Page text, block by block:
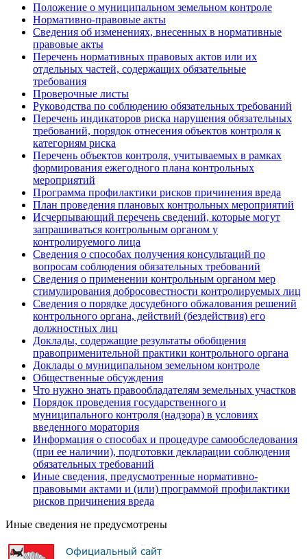
Положение о муниципальном земельном контроле
Нормативно-правовые акты
Сведения об изменениях, внесенных в нормативные
правовые акты
Перечень нормативных правовых актов или их
отдельных частей, содержащих обязательные
требования
Проверочные листы
Руководства по соблюдению обязательных требований
Перечень индикаторов риска нарушения обязательных
требований, порядок отнесения объектов контроля к
категориям риска
Перечень объектов контроля, учитываемых в рамках
формирования ежегодного плана контрольных
мероприятий
Программа профилактики рисков причинения вреда
План проведения плановых контрольных мероприятий
Исчерпывающий перечень сведений, которые могут
запрашиваться контрольным органом у
контролируемого лица
Сведения о способах получения консультаций по
вопросам соблюдения обязательных требований
Сведения о применении контрольным органом мер
стимулирования добросовестности контролируемых лиц
Сведения о порядке досудебного обжалования решений
контрольного органа, действий (бездействия) его
должностных лиц
Доклады, содержащие результаты обобщения
правоприменительной практики контрольного органа
Доклады о муниципальном земельном контроле
Общественные обсуждения
Что нужно знать правообладателям земельных участков
Порядок проведения государственного и
муниципального контроля (надзора) в условиях
введенного моратория
Информация о способах и процедуре самообследования
(при ее наличии), подготовки декларации соблюдения
обязательных требований
Иные сведения, предусмотренные нормативно-
правовыми актами и (или) программой профилактики
рисков причинения вреда
Иные сведения не предусмотрены